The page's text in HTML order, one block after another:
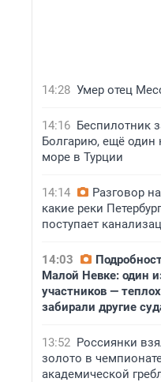
14:28 Умер отец
14:16 Беспилотник
Болгарию, ещё один
море в Турции
14:14
Разговор
какие реки
поступает
14:03
Малой Невке: один
участников —
забирали другие
13:52 Россиянки
золото в
академической